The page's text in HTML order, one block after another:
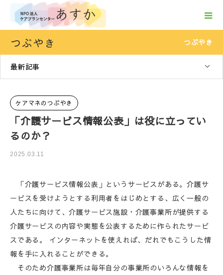
つぶやき つぶやき
最新記事
ケアマネのつぶやき
「介護サービス情報公表」は役に立ってい
るのか？
2025.03.11
「介護サービス情報公表」というサービスがある。介護サ
ービスを受けようとする利用者をはじめとする、広く一般の
人たちに向けて、介護サービス施設・介護事業所が提供する
介護サービスの内容や実態を公表するために作られたサービ
スである。 インターネットを使えれば、だれでもこうした情
報を手に入れることができる。
そのため介護事業所は毎年自分の事業所のいろんな情報を